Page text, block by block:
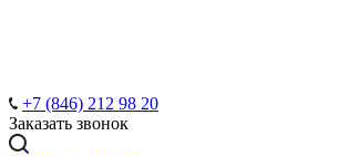
+7 (846) 212 98 20
Заказать звонок